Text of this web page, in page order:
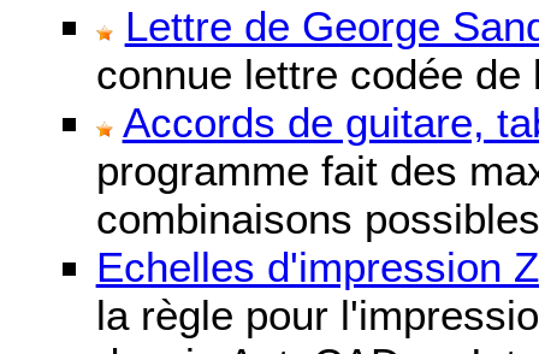
Lettre de George
connue lettre codée
Accords de guitare,
programme fait des
combinaisons
Echelles d'impression
la règle pour